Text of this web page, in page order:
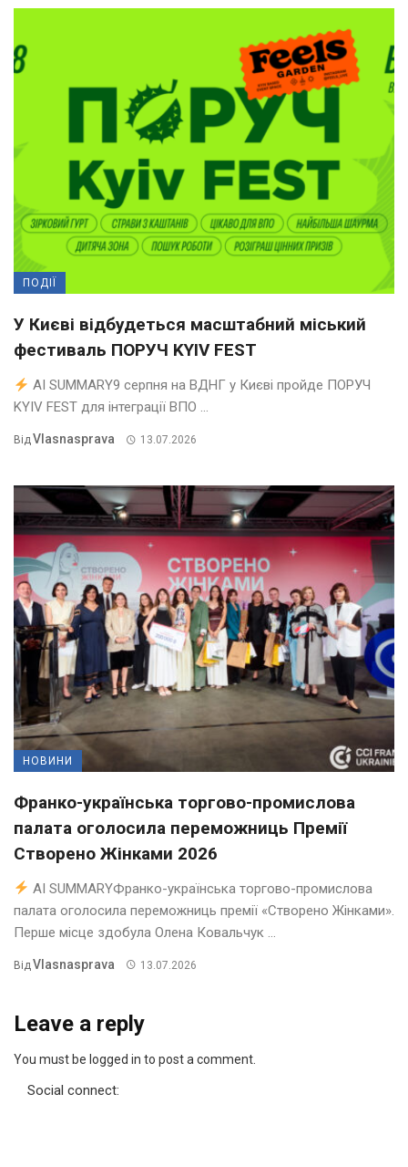
ПОДІЇ
У Києві відбудеться масштабний міський
фестиваль ПОРУЧ KYIV FEST
AI SUMMARY9 серпня на ВДНГ у Києві пройде ПОРУЧ
KYIV FEST для інтеграції ВПО ...
ВідVlasnasprava 13.07.2026
НОВИНИ
Франко-українська торгово-промислова
палата оголосила переможниць Премії
Створено Жінками 2026
AI SUMMARYФранко-українська торгово-промислова
палата оголосила переможниць премії «Створено Жінками».
Перше місце здобула Олена Ковальчук ...
Від Vlasnasprava 13.07.2026
Leave a reply
You must be logged in to post a comment.
Social connect: